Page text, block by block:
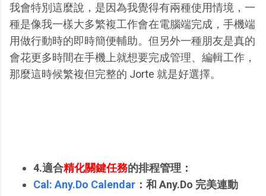
我會特別這麼說，是因為我覺得有兩種使用情境，一
種是像我一樣大多繁複工作會在電腦端完成，手機端
用做行動時的即時簡便輔助。但另外一種朋友是真的
會花更多時間在手機上就想要完成管理、編輯工作，
那麼這時候繁複但完整的 Jorte 就是好選擇。
4.適合精化關鍵任務的排程管理：
Cal: Any.Do Calendar ：和 Any.Do 完美連動